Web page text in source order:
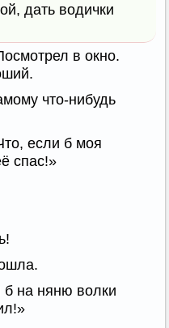
дать водички
в окно.
что-нибудь
если б моя
спас!»
на няню волки